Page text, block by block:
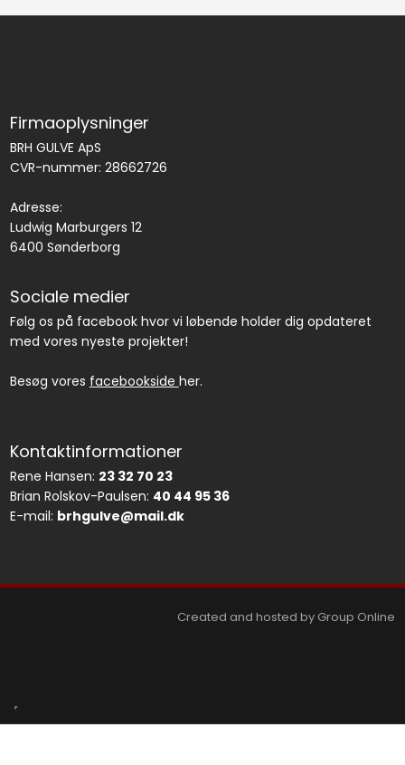
Firmaoplysninger
BRH GULVE ApS
CVR-nummer: 28662726
Adresse:
​Ludwig Marburgers 12
6400 Sønderborg
Sociale medier
Følg os på facebook hvor vi løbende holder dig opdateret
med vores nyeste projekter!
Besøg vores facebookside her.
Kontaktinformationer
Rene Hansen: 23 32 70 23
Brian Rolskov-Paulsen: 40 44 95 36
E-mail: brhgulve@mail.dk
Created and hosted by Group Online